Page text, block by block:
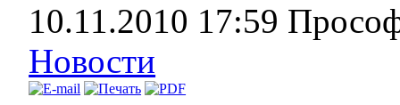
10.11.2010 17:59
Новости